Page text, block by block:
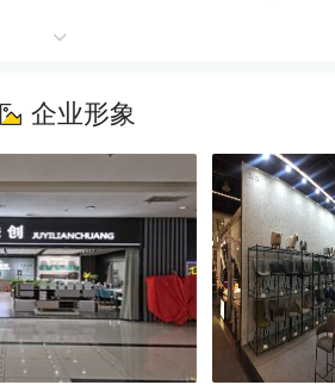
生产线。本企业产品销往国内、外多个地
化技术建立起了覆盖欧洲、美洲、大洋
位的国际营销网络。以年均50%的增长率
，成长为家具行业中一个不可忽视的力
支精专业、复合型能力的核心技术研发团
利，在2015年获得“中国质量诚信企业”荣
技型中小型企业”，2019年获得河北省“专精
终重视技术创新对企业发展的支撑和引领作
企业形象